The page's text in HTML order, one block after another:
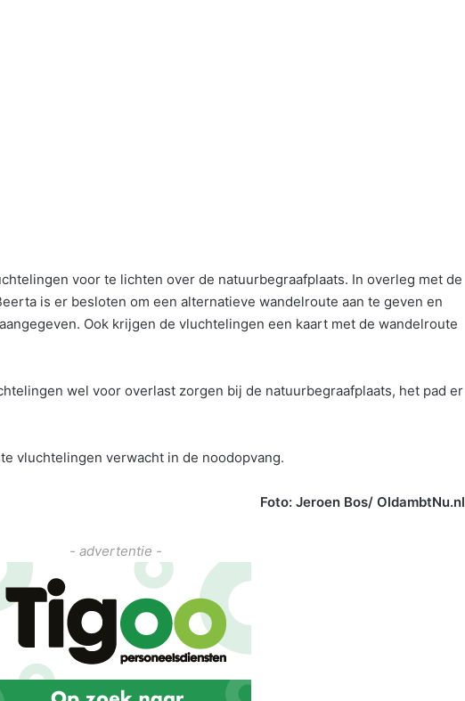
voor te lichten over de natuurbegraafplaats. In overleg met de
is er besloten om een alternatieve wandelroute aan te geven en
Ook krijgen de vluchtelingen een kaart met de wandelroute
wel voor overlast zorgen bij de natuurbegraafplaats, het pad er
vluchtelingen verwacht in de noodopvang.
Foto: Jeroen Bos/ OldambtNu.nl
- advertentie -